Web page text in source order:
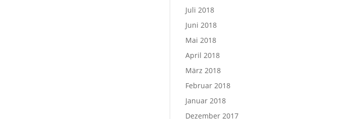
Juli 2018
Juni 2018
Mai 2018
April 2018
März 2018
Februar 2018
Januar 2018
Dezember 2017